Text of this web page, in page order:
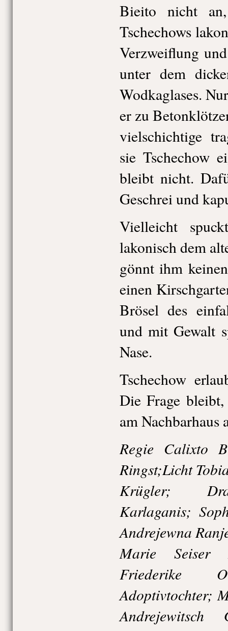
Bieito nicht
Tschechows
Verzweiflung
unter dem
Wodkaglases.
er zu
vielschichtige
sie Tschechow
bleibt nicht.
Geschrei und
Vielleicht
lakonisch dem
gönnt ihm
einen
Brösel des
und mit Gewalt
Nase.
Tschechow
Die Frage
am Nachbarhaus
Regie Calixto
Ringst;Licht
Krügler;
Karlaganis;
Andrejewna
Marie Seiser
Friederike
Adoptivtochter;